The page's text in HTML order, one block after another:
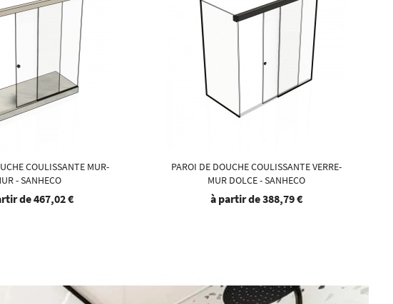
COULISSANTE MUR-
- SANHECO
de467,02 €
PAROI DE DOUCHE COULISSANTE VERRE-
MUR DOLCE - SANHECO
à partir de388,79 €